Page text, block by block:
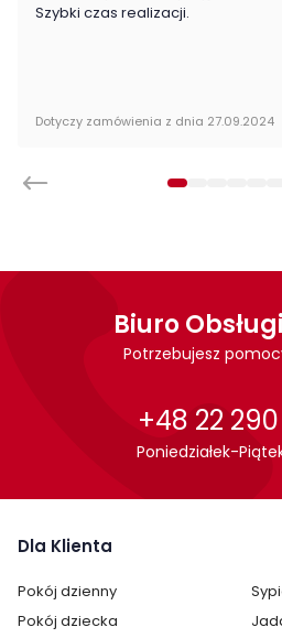
Szybki czas realizacji.
Dotyczy zamówienia z dnia 27.09.2024
Biuro
Potrzebujesz
+48 22
Poniedziałek-
Dla Klienta
Pokój dzienny
Pokój dziecka